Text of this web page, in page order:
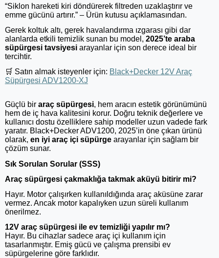
“Siklon hareketi kiri döndürerek filtreden uzaklaştırır ve
emme gücünü artırır.” – Ürün kutusu açıklamasından.
Gerek koltuk altı, gerek havalandırma ızgarası gibi dar
alanlarda etkili temizlik sunan bu model, 2025’te araba
süpürgesi tavsiyesi arayanlar için son derece ideal bir
tercihtir.
🛒 Satın almak isteyenler için: Black+Decker 12V Araç
Süpürgesi ADV1200-XJ
Güçlü bir araç süpürgesi, hem aracın estetik görünümünü
hem de iç hava kalitesini korur. Doğru teknik değerlere ve
kullanıcı dostu özelliklere sahip modeller uzun vadede fark
yaratır. Black+Decker ADV1200, 2025’in öne çıkan ürünü
olarak, en iyi araç içi süpürge arayanlar için sağlam bir
çözüm sunar.
Sık Sorulan Sorular (SSS)
Araç süpürgesi çakmaklığa takmak aküyü bitirir mi?
Hayır. Motor çalışırken kullanıldığında araç aküsüne zarar
vermez. Ancak motor kapalıyken uzun süreli kullanım
önerilmez.
12V araç süpürgesi ile ev temizliği yapılır mı?
Hayır. Bu cihazlar sadece araç içi kullanım için
tasarlanmıştır. Emiş gücü ve çalışma prensibi ev
süpürgelerine göre farklıdır.